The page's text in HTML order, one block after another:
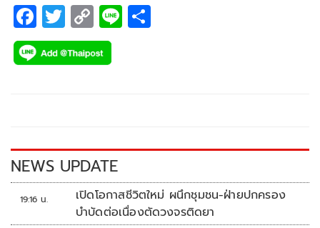
F
ac
e
k
T
wi
tt
C
o
p
k
Li
NEWS UPDATE
19:16 น.
เปิดโอกาสชีวิตใหม่ ผนึกชุมชน-ฝ่ายปกครอง
บำบัดต่อเนื่องตัดวงจรติดยา